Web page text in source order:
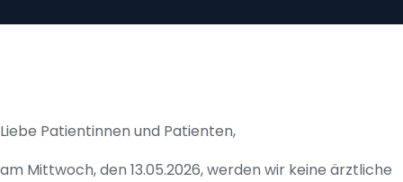
Liebe Patientinnen und Patienten,
am Mittwoch, den 13.05.2026, werden wir keine ärztliche